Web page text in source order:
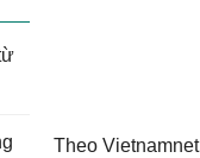
Theo Vietnamnet